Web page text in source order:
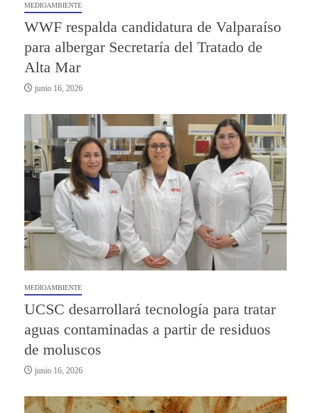
MEDIOAMBIENTE
WWF respalda candidatura de Valparaíso
para albergar Secretaría del Tratado de
Alta Mar
junio 16, 2026
MEDIOAMBIENTE
UCSC desarrollará tecnología para tratar
aguas contaminadas a partir de residuos
de moluscos
junio 16, 2026